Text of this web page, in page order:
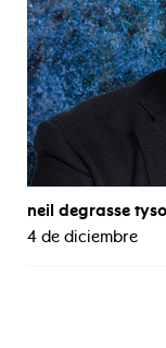
neil degrasse
4 de diciembre